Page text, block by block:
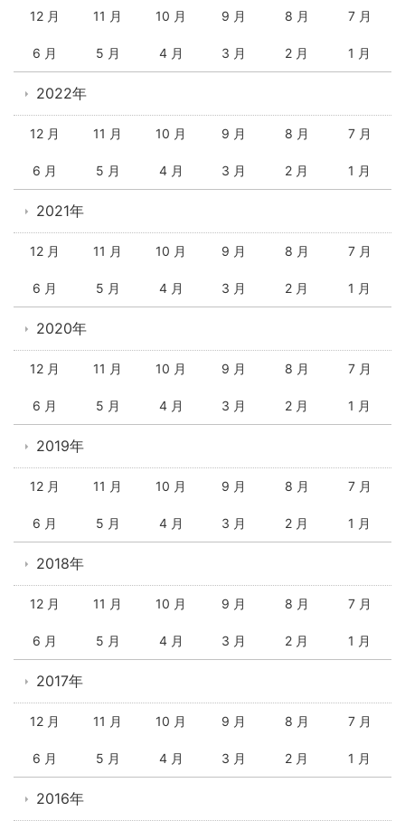
12 月 11 月 10 月 9 月 8 月 7 月
6 月 5 月 4 月 3 月 2 月 1 月
2022年
12 月 11 月 10 月 9 月 8 月 7 月
6 月 5 月 4 月 3 月 2 月 1 月
2021年
12 月 11 月 10 月 9 月 8 月 7 月
6 月 5 月 4 月 3 月 2 月 1 月
2020年
12 月 11 月 10 月 9 月 8 月 7 月
6 月 5 月 4 月 3 月 2 月 1 月
2019年
12 月 11 月 10 月 9 月 8 月 7 月
6 月 5 月 4 月 3 月 2 月 1 月
2018年
12 月 11 月 10 月 9 月 8 月 7 月
6 月 5 月 4 月 3 月 2 月 1 月
2017年
12 月 11 月 10 月 9 月 8 月 7 月
6 月 5 月 4 月 3 月 2 月 1 月
2016年